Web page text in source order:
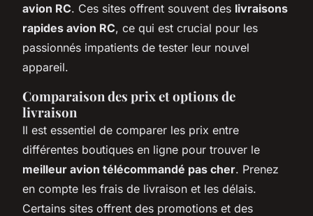
avion RC. Ces sites offrent souvent des livraisons
rapides avion RC, ce qui est crucial pour les
passionnés impatients de tester leur nouvel
appareil.
Comparaison des prix et options de
livraison
Il est essentiel de comparer les prix entre
différentes boutiques en ligne pour trouver le
meilleur avion télécommandé pas cher. Prenez
en compte les frais de livraison et les délais.
Certains sites offrent des promotions et des